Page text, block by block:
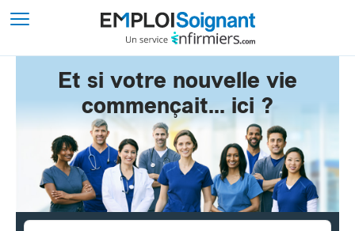
Et si votre nouvelle vie
commençait... ici ?